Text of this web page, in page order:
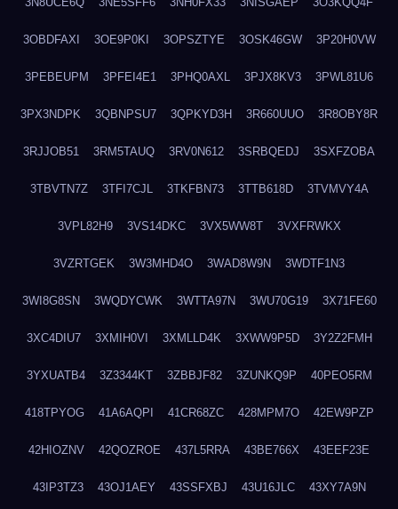
3OBDFAXI 3OE9P0KI 3OPSZTYE 3OSK46GW 3P20H0VW
3PEBEUPM 3PFEI4E1 3PHQ0AXL 3PJX8KV3 3PWL81U6
3PX3NDPK 3QBNPSU7 3QPKYD3H 3R660UUO 3R8OBY8R
3RJJOB51 3RM5TAUQ 3RV0N612 3SRBQEDJ 3SXFZOBA
3TBVTN7Z 3TFI7CJL 3TKFBN73 3TTB618D 3TVMVY4A
3VPL82H9 3VS14DKC 3VX5WW8T 3VXFRWKX
3VZRTGEK 3W3MHD4O 3WAD8W9N 3WDTF1N3
3WI8G8SN 3WQDYCWK 3WTTA97N 3WU70G19 3X71FE60
3XC4DIU7 3XMIH0VI 3XMLLD4K 3XWW9P5D 3Y2Z2FMH
3YXUATB4 3Z3344KT 3ZBBJF82 3ZUNKQ9P 40PEO5RM
418TPYOG 41A6AQPI 41CR68ZC 428MPM7O 42EW9PZP
42HIOZNV 42QOZROE 437L5RRA 43BE766X 43EEF23E
43IP3TZ3 43OJ1AEY 43SSFXBJ 43U16JLC 43XY7A9N